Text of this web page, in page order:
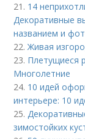
21. 14
Декоративные
названием и
22.Живая
23. Плетущиеся
Многолетние
24. 10 идей
интерьере: 10
25.
зимостойких